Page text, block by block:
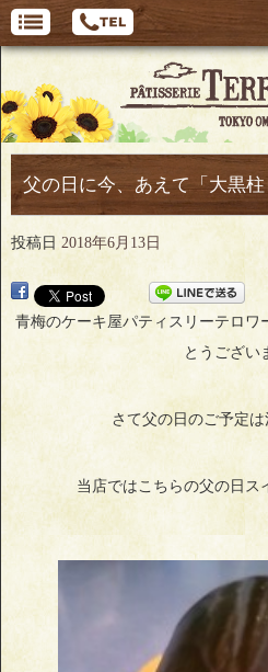
父の日に今、あえて「大黒柱
投稿日 2018年6月13日
青梅のケーキ屋パティスリーテロワ
とうござい
さて父の日のご予定
当店ではこちらの父の日